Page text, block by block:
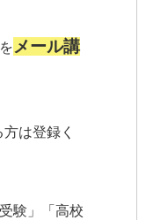
メール講
は登録く
験」「高校